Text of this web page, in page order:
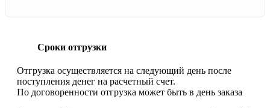
Сроки отгрузки
Отгрузка осуществляется на следующий день после
поступления денег на расчетный счет.
По договоренности отгрузка может быть в день заказа